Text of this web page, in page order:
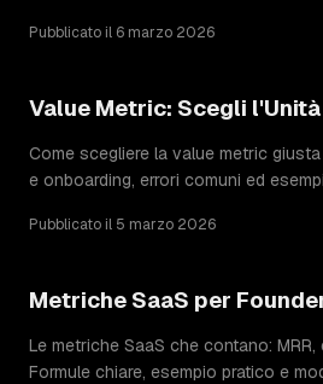
Pubblicato il 6 marzo 2026
Value Metric: Scegli
Come scegliere la value metric
e onboarding, errori comuni ed
Pubblicato il 5 marzo 2026
Metriche SaaS per
Le metriche SaaS che contano: MRR,
Formule chiare, esempio pratico e